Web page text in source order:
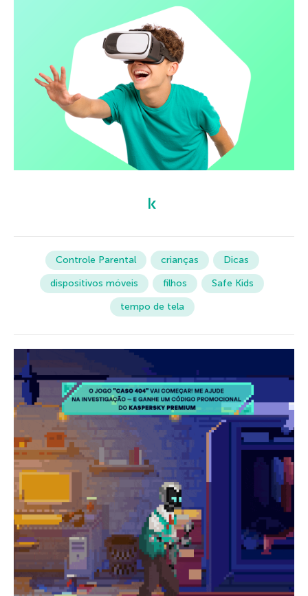
Controle Parental crianças
Dicas
dispositivos móveis
filhos
Safe Kids
tempo de tela